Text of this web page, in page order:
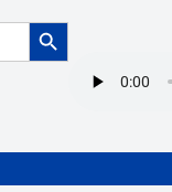
Botón de búsqueda